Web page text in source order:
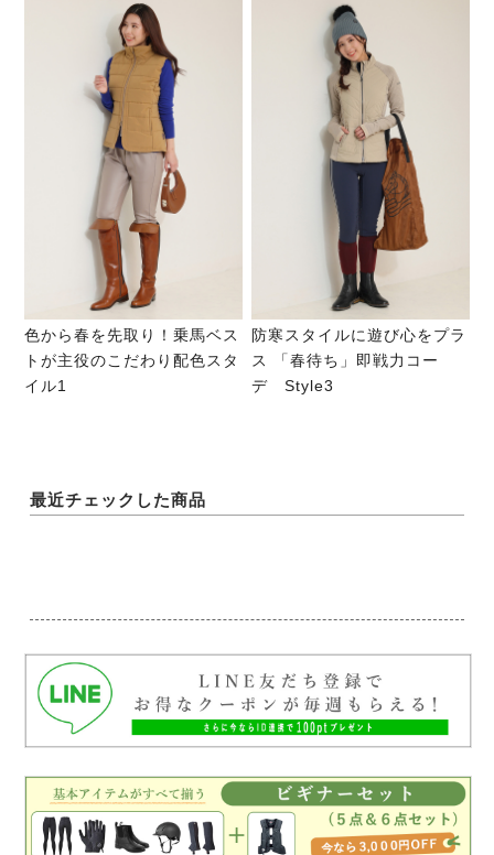
色から春を先取り！乗馬ベス
トが主役のこだわり配色スタ
イル1
防寒スタイルに遊び心をプラ
ス 「春待ち」即戦力コー
デ Style3
最近チェックした商品